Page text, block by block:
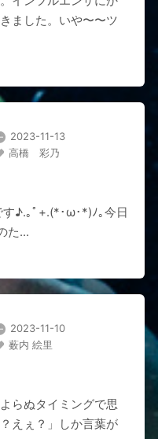
ました。いや〜〜ツ
2023-11-13
高橋 彩乃
す♪.｡ﾟ+.(*･ω･*)ﾉ｡今日
た...
2023-11-10
薮内 絵里
らぬタイミングで思
えぇ？」しか言葉が